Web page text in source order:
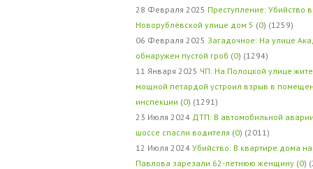
28 Февраля 2025 Преступление: Убийство
Новорублёвской улице дом 5 (0) (1259)
06 Февраля 2025 Загадочное: На улице
обнаружен пустой гроб (0) (1294)
11 Января 2025 ЧП: На Полоцкой улице
мощной петардой устроил взрыв в
инспекции (0) (1291)
23 Июля 2024 ДТП: В автомобильной
шоссе спасли водителя (0) (2011)
12 Июля 2024 Убийство: В квартире дома
Павлова зарезали 62-летнюю женщину (0)